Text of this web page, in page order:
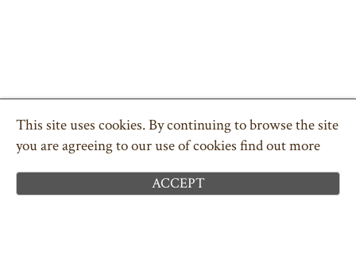
This site uses cookies. By continuing to browse the site
you are agreeing to our use of cookies find out more
POLITYKA PRYWATNOŚCI
CIASTECZKA ( COOKIES )
SITEMAP